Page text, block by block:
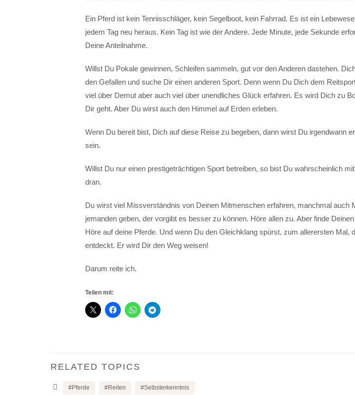
Ein Pferd ist kein Tennisschläger, kein Segelboot, kein Fahrrad. Es ist ein
jedem Tag neu heraus. Kein Tag ist wie der Andere. Jede Minute, jede Sekunde
Deine Anteilnahme.
Willst Du Pokale gewinnen, Schleifen sammeln, gut vor den Anderen dastehen.
den Gefallen und suche Dir einen anderen Sport. Denn wenn Du Dich dem
viel über Demut aber auch viel über unendliches Glück erfahren. Es wird Dich zu
Dir geht. Aber Du wirst auch den Himmel auf Erden erleben.
Wenn Du bereit bist, Dich auf diese Reise zu begeben, dann wirst Du irgendwann
sein.
Willst Du nur einen prestigeträchtigen Sport betreiben, so bist Du wahrscheinlich
dran.
Du wirst viel Missverständnis von Deinen Mitmenschen erfahren, manchmal auch
jemanden geben, der vorgibt es besser zu können. Höre allen zu. Aber finde
Höre auf deine Pferde. Und wenn Du den Gleichklang spürst, zum allerersten Mal,
entdeckt. Er wird Dir den Weg weisen!
Darum reite ich.
Teilen mit:
RELATED TOPICS
Pferde Reiten Selbsterkenntnis